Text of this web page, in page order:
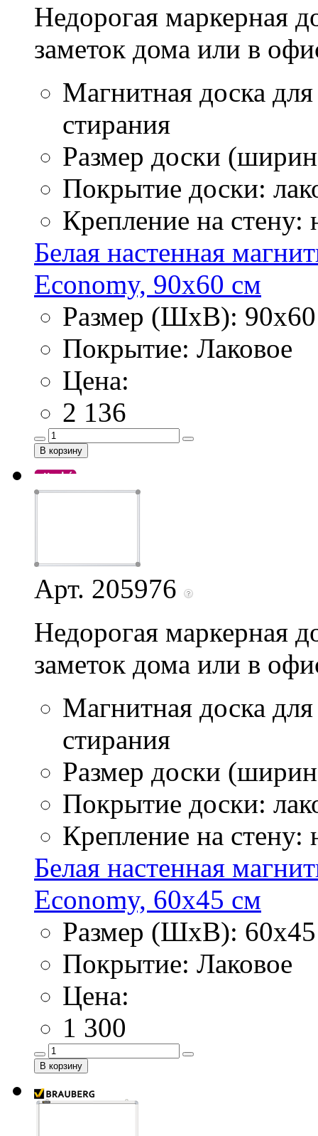
Недорогая маркерная
заметок дома или в
Магнитная доска
стирания
Размер доски
Покрытие доски:
Крепление на стену:
Белая настенная
Economy, 90х60 см
Размер (ШхВ):
Покрытие: Лаковое
Цена:
2 136
Арт. 205976
Недорогая маркерная
заметок дома или в
Магнитная доска
стирания
Размер доски
Покрытие доски:
Крепление на стену:
Белая настенная
Economy, 60х45 см
Размер (ШхВ):
Покрытие: Лаковое
Цена:
1 300